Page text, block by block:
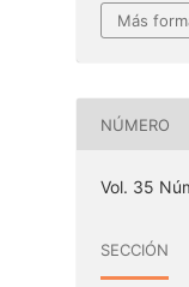
Más
NÚMERO
Vol. 35
SECCIÓN